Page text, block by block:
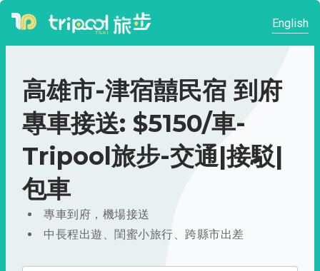
English
高雄市-津宿囍民宿 到府
專車接送: $5150/車-
Tripool旅步-交通|接駁|
包車
專車到府，機場接送
中長程出遊、閨蜜小旅行、跨縣市出差